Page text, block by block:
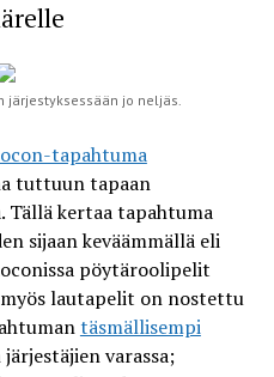
järjestyksessään jo neljäs.
tapahtuma
tuttuun tapaan
Tällä kertaa tapahtuma
sijaan keväämmällä eli
pöytäroolipelit
lautapelit on nostettu
täsmällisempi
varassa;